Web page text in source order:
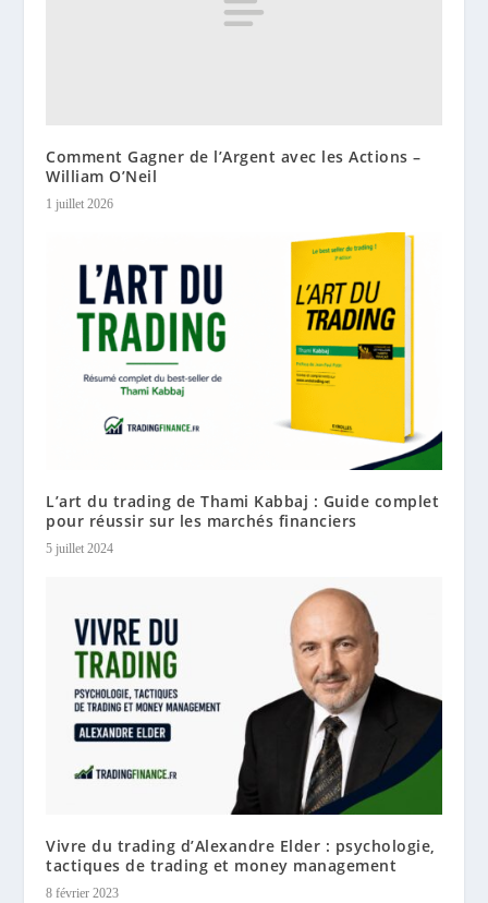
Comment Gagner de l’Argent avec les Actions –
William O’Neil
1 juillet 2026
L’art du trading de Thami Kabbaj : Guide complet
pour réussir sur les marchés financiers
5 juillet 2024
Vivre du trading d’Alexandre Elder : psychologie,
tactiques de trading et money management
8 février 2023